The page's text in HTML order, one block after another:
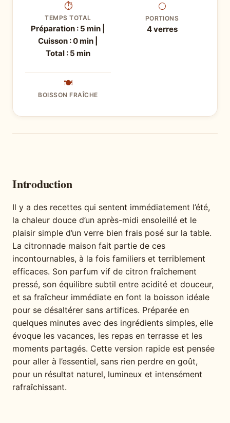
⏱
TEMPS TOTAL
Préparation : 5 min |
Cuisson : 0 min |
Total : 5 min
⚪
PORTIONS
4 verres
🍽
BOISSON FRAÎCHE
Introduction
Il y a des recettes qui sentent immédiatement l’été,
la chaleur douce d’un après-midi ensoleillé et le
plaisir simple d’un verre bien frais posé sur la table.
La citronnade maison fait partie de ces
incontournables, à la fois familiers et terriblement
efficaces. Son parfum vif de citron fraîchement
pressé, son équilibre subtil entre acidité et douceur,
et sa fraîcheur immédiate en font la boisson idéale
pour se désaltérer sans artifices. Préparée en
quelques minutes avec des ingrédients simples, elle
évoque les vacances, les repas en terrasse et les
moments partagés. Cette version rapide est pensée
pour aller à l’essentiel, sans rien perdre en goût,
pour un résultat naturel, lumineux et intensément
rafraîchissant.